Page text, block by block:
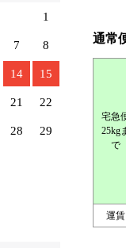
通常
宅急
25kg
で
運賃
1
7 8
14 15
21 22
28 29